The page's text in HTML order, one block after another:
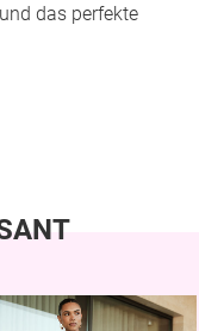
und das perfekte